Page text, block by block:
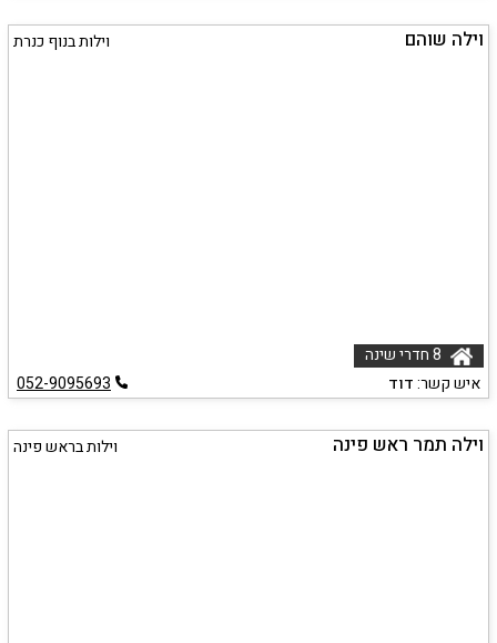
וילה שוהם וילות בנוף כנרת
איש קשר:דוד 052-9095693
וילה תמר ראש פינה וילות בראש פינה